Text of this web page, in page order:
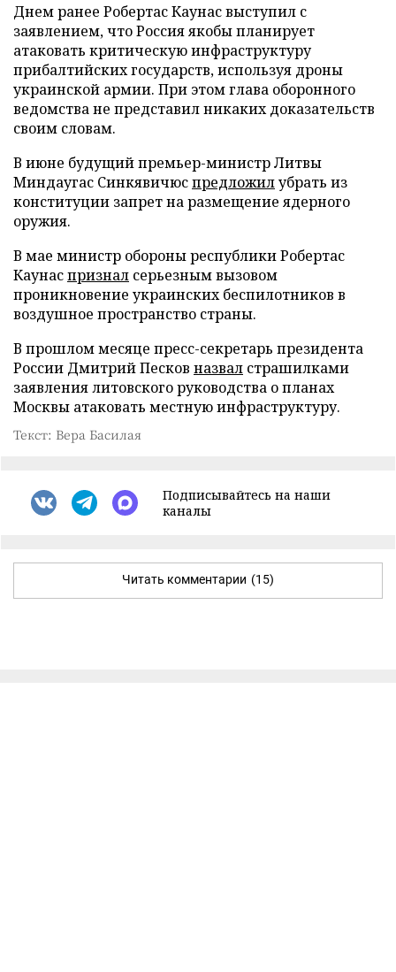
Днем ранее Робертас Каунас выступил с
заявлением, что Россия якобы планирует
атаковать критическую инфраструктуру
прибалтийских государств, используя дроны
украинской армии. При этом глава оборонного
ведомства не представил никаких доказательств
своим словам.
В июне будущий премьер-министр Литвы
Миндаугас Синкявичюспредложилубрать из
конституции запрет на размещение ядерного
оружия.
В мае министр обороны республики Робертас
Каунаспризнал серьезным вызовом
проникновение украинских беспилотников в
воздушное пространство страны.
В прошлом месяце пресс-секретарь президента
России Дмитрий Песков назвал страшилками
заявления литовского руководства о планах
Москвы атаковать местную инфраструктуру.
Текст: Вера Басилая
Подписывайтесь на наши
каналы
Читать комментарии (15)